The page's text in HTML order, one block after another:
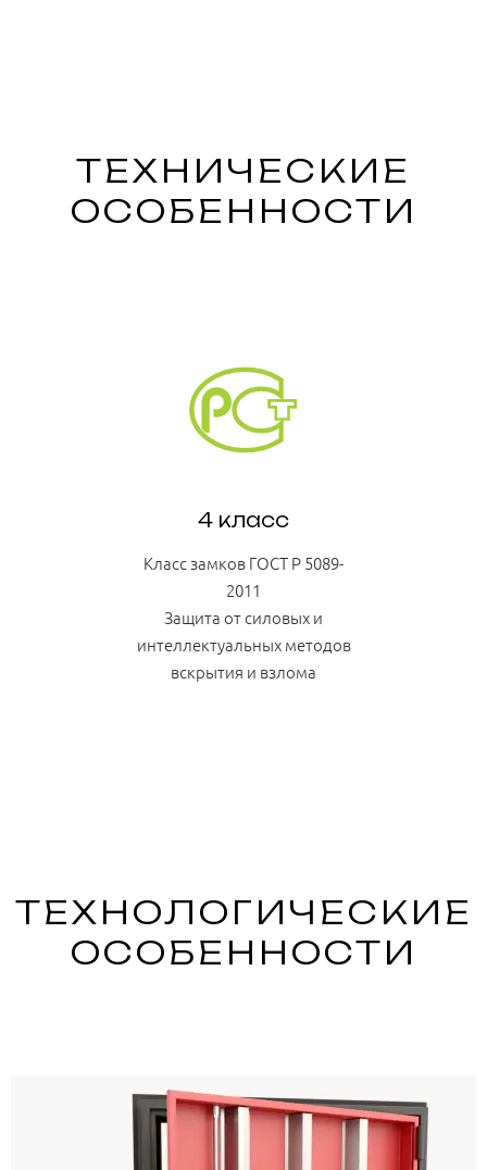
ТЕХНИЧЕСКИЕ
ОСОБЕННОСТИ
4 класс
Класс замков ГОСТ Р 5089-
2011
Защита от силовых и
интеллектуальных методов
вскрытия и взлома
ТЕХНОЛОГИЧЕСКИЕ
ОСОБЕННОСТИ